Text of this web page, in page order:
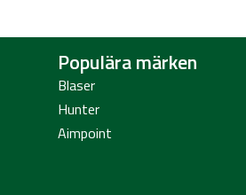
Populära märken
Blaser
Hunter
Aimpoint